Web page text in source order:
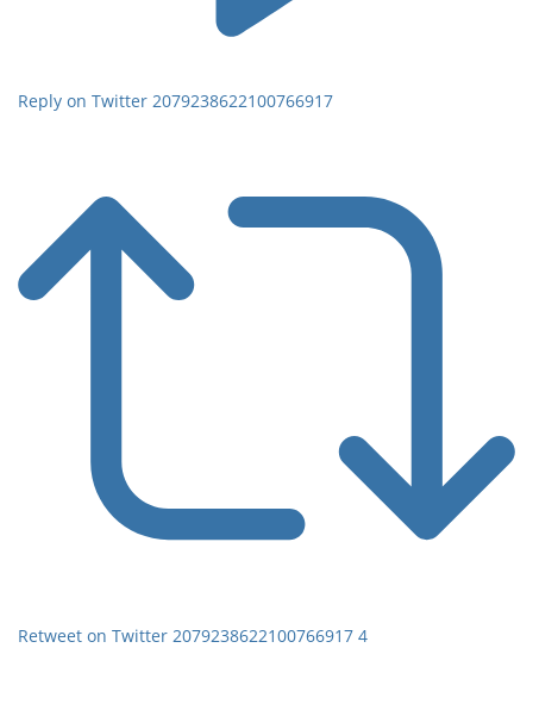
Reply on Twitter 2079238622100766917
Retweet on Twitter 2079238622100766917 4